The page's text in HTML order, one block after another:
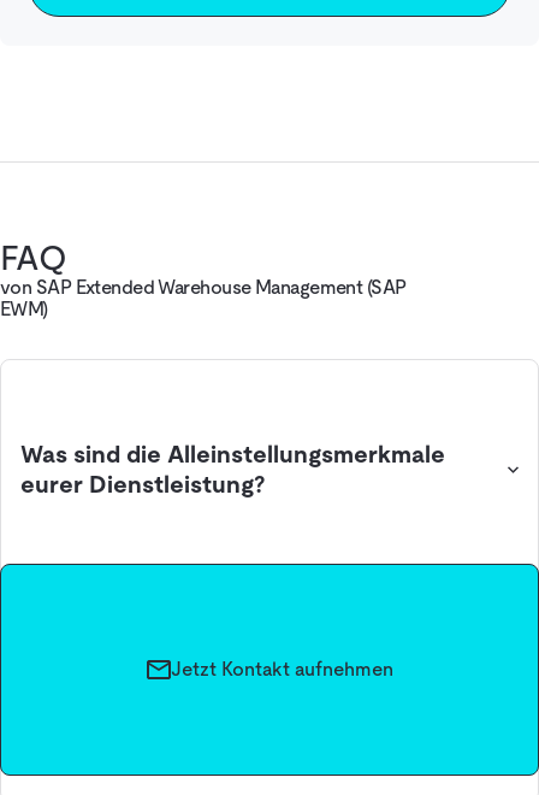
FAQ
von SAP Extended Warehouse Management (SAP
EWM)
Was sind die Alleinstellungsmerkmale
eurer Dienstleistung?
Wie sieht euer idealer Kunde bzw. eure
Jetzt Kontakt aufnehmen